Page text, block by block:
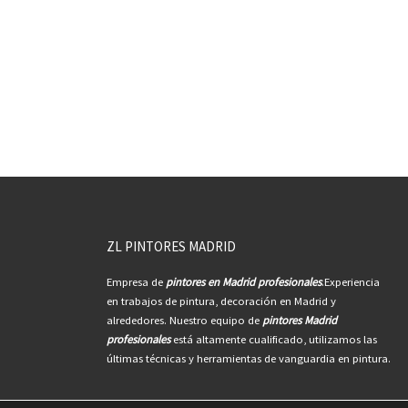
ZL PINTORES MADRID
Empresa de pintores en Madrid profesionales.Experiencia
en trabajos de pintura, decoración en Madrid y
alrededores. Nuestro equipo de pintores Madrid
profesionalesestá altamente cualificado, utilizamos las
últimas técnicas y herramientas de vanguardia en pintura.